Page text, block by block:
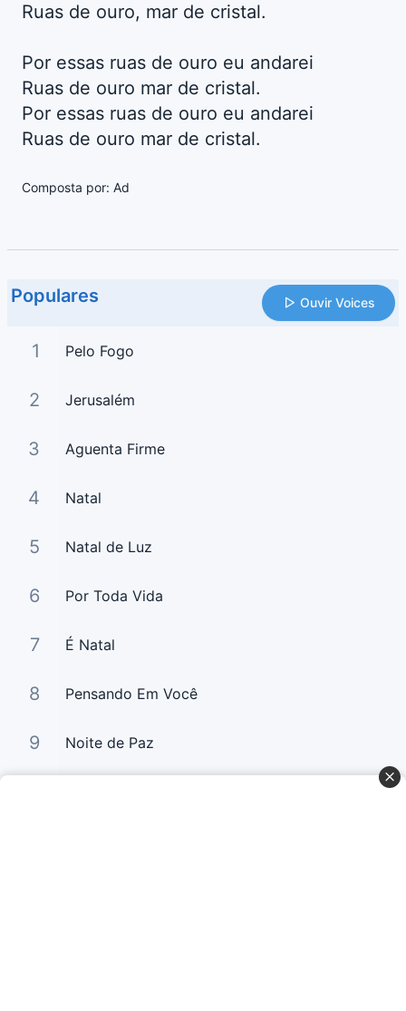
Ruas de ouro, mar de cristal.
Por essas ruas de ouro eu andarei
Ruas de ouro mar de cristal.
Por essas ruas de ouro eu andarei
Ruas de ouro mar de cristal.
Composta por: Ad
Populares Ouvir Voices
1 Pelo Fogo
2 Jerusalém
3 Aguenta Firme
4 Natal
5 Natal de Luz
6 Por Toda Vida
7 É Natal
8 Pensando Em Você
9 Noite de Paz